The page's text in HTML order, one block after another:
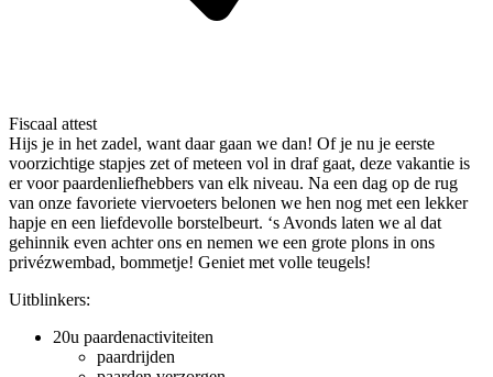
Fiscaal attest
Hijs je in het zadel, want daar gaan we dan! Of je nu je eerste
voorzichtige stapjes zet of meteen vol in draf gaat, deze vakantie is
er voor paardenliefhebbers van elk niveau. Na een dag op de rug
van onze favoriete viervoeters belonen we hen nog met een lekker
hapje en een liefdevolle borstelbeurt. ‘s Avonds laten we al dat
gehinnik even achter ons en nemen we een grote plons in ons
privézwembad, bommetje! Geniet met volle teugels!
Uitblinkers:
20u paardenactiviteiten
paardrijden